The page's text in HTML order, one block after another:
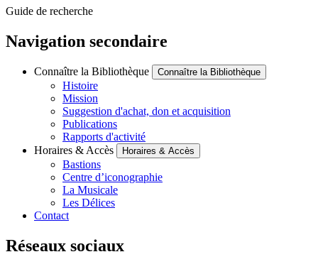
Guide de recherche
Navigation secondaire
Connaître la Bibliothèque Connaître la Bibliothèque
Histoire
Mission
Suggestion d'achat, don et acquisition
Publications
Rapports d'activité
Horaires & Accès
Horaires & Accès
Bastions
Centre d’iconographie
La Musicale
Les Délices
Contact
Réseaux sociaux